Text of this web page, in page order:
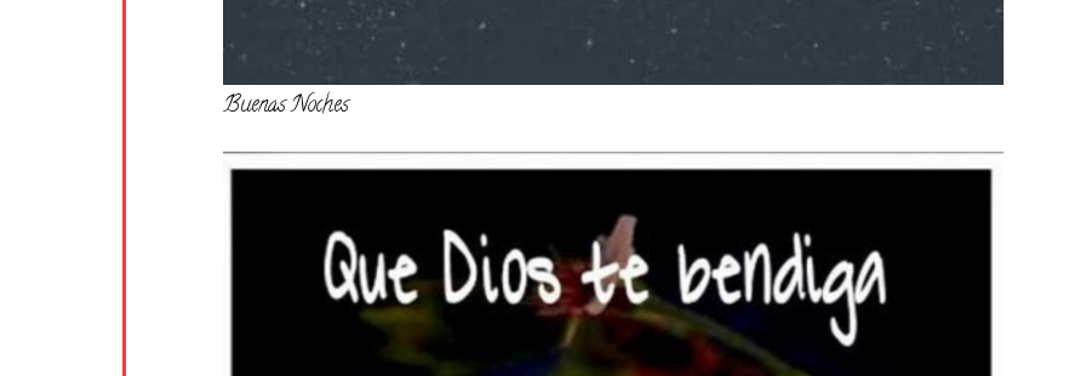
Buenas Noches